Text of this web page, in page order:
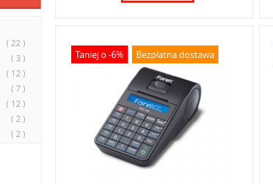
( 22 )
( 3 )
( 12 )
( 7 )
( 12 )
( 2 )
( 2 )
Taniej o -6% Bezpłatna dostawa